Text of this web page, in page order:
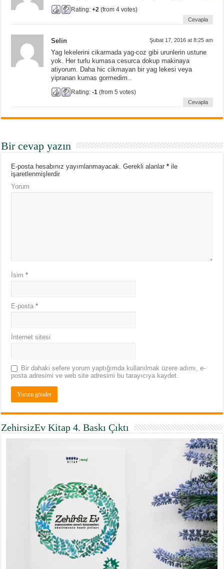
Rating:+2 (from 4 votes)
Cevapla
Selin Şubat 17, 2016 at 8:25 am
Yag lekelerini cikarmada yag-coz gibi urunlerin ustune
yok. Her turlu kumasa cesurca dokup makinaya
atiyorum. Daha hic cikmayan bir yag lekesi veya
yipranan kumas gormedim..
Rating:-1 (from 5 votes)
Cevapla
Bir cevap yazın
E-posta hesabınız yayımlanmayacak. Gerekli alanlar* ile
işaretlenmişlerdir
Yorum
İsim*
E-posta*
İnternet sitesi
Bir dahaki sefere yorum yaptığımda kullanılmak üzere adımı, e-
posta adresimi ve web site adresimi bu tarayıcıya kaydet.
ZehirsizEv Kitap 4. Baskı Çıktı